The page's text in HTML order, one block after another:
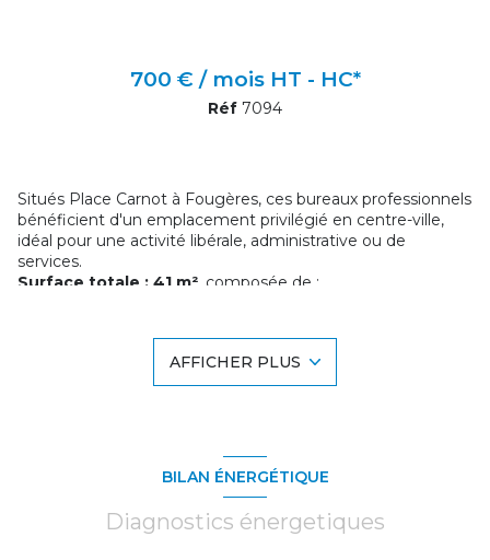
700 € / mois HT - HC*
Réf 7094
Situés Place Carnot à Fougères, ces bureaux professionnels
bénéficient d'un emplacement privilégié en centre-ville,
idéal pour une activité libérale, administrative ou de
services.
Surface totale : 41 m² , composée de :
Les locaux peuvent être loués :
ou séparément, chaque bureau étant indépendant.
, offrant un cadre de travail confortable pour les
Location de l'ensemble (41 m²) :
Charges mensuelles :170 €, comprenant :
AFFICHER PLUS
BILAN ÉNERGÉTIQUE
Diagnostics énergetiques